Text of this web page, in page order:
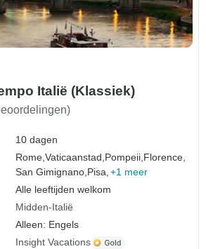
Italië (Klassiek)
10 dagen
Rome,Vaticaanstad,Pompeii,Florence,
San Gimignano,Pisa, +1 meer
Alle leeftijden welkom
Midden-Italië
Alleen: Engels
Insight Vacations